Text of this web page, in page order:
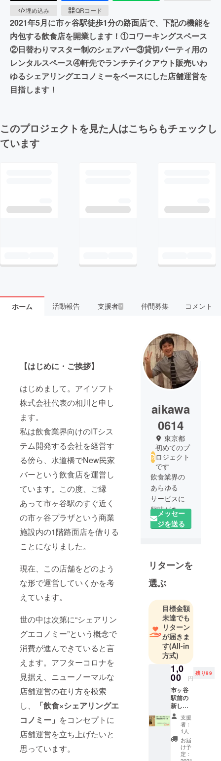
埋め込み
QRコード
2021年5月に市ヶ谷駅徒歩1分の路面店で、下記の機能を
内包する飲食店を開業します！①コワーキングスペース
②日替わりマスター制のシェアバー③貸切パーティ用の
レンタルスペース④軒先でランチテイクアウト販売いわ
ゆるシェアリングエコノミーをベースにした店舗運営を
目指します！
このプロジェクトを見た人はこちらもチェックし
ています
ホーム 活動報告 支援者 2 仲間募集 コメント
【はじめに・ご挨拶】
はじめまして。アイソフト
株式会社代表の相川と申し
ます。
私は飲食業界向けのITシス
テム開発する会社を経営す
る傍ら、水道橋でNew民家
バーという飲食店を運営し
ています。この度、ご縁
あって市ヶ谷駅のすぐ近く
の市ヶ谷プラザという商業
施設内の1階路面店を借りる
ことになりました。
現在、この店舗をどのよう
な形で運営していくかを考
えています。
世の中は次第に“シェアリン
グエコノミー”という概念で
消費が進んできていると言
えます。アフターコロナを
見据え、ニューノーマルな
店舗運営の在り方を模索
し、
「飲食×シェアリングエ
コノミー」 をコンセプトに
店舗運営を立ち上げたいと
思っています。
aikawa
0614
東京都
初めてのプ
ロジェクト
です
飲食業界の
あらゆる
サービスに
興味がある
会社経営者
です。
市で街中華
し、生まれ
食人です。
東京に出て
来てから飲
食チェーン
向けのITシス
テム開発会
社を起業し
現在に至り
ます。
自らもNew
民家バーと
いう飲食店
を運営して
メッセー
ジを送る
リターンを
選ぶ
目標金額
未達でも
リターン
が届きま
す(All-in
方式)
1,0
00 円
残り99
市ヶ谷
駅前の
新しい
コワー
キング
スペー
ス3時間
利用チ
ケット
支援
者：
1人
お届
け予
定：